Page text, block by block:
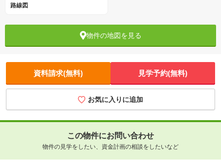
路線図
物件の地図を見る
資料請求(無料) 見学予約(無料)
お気に入りに追加
この物件にお問い合わせ
物件の見学をしたい、資金計画の相談をしたいなど